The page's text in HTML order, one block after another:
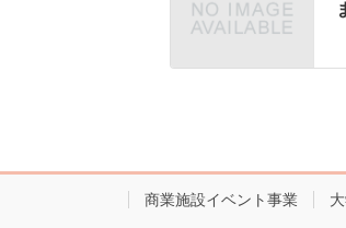
商業施設イベント事業